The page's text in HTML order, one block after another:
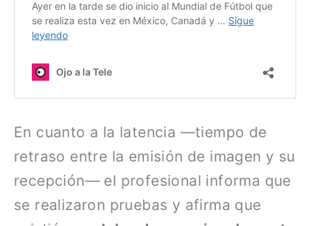
En cuanto a la latencia —tiempo de
retraso entre la emisión de imagen y su
recepción— el profesional informa que
se realizaron pruebas y afirma que